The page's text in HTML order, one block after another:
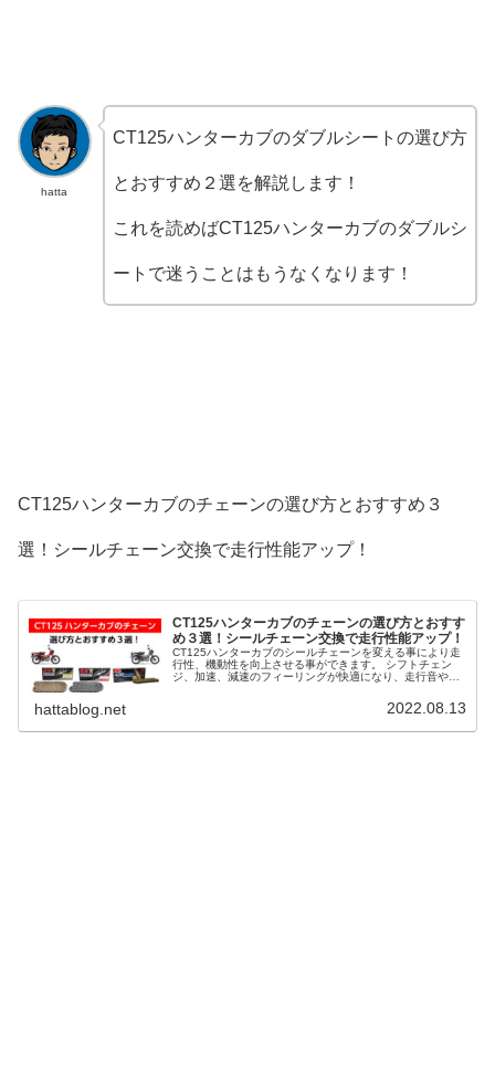
hatta
CT125ハンターカブのダブルシートの選び方
とおすすめ２選を解説します！
これを読めばCT125ハンターカブのダブルシ
ートで迷うことはもうなくなります！
CT125ハンターカブのチェーンの選び方とおすすめ３
選！シールチェーン交換で走行性能アップ！
CT125ハンターカブのチェーンの選び方とおすす
め３選！シールチェーン交換で走行性能アップ！
CT125ハンターカブのシールチェーンを変える事により走
行性、機動性を向上させる事ができます。 シフトチェン
ジ、加速、減速のフィーリングが快適になり、走行音や振
期待できます。 そこで、CT125ハンターカブのチェーンの
hattablog.net 2022.08.13